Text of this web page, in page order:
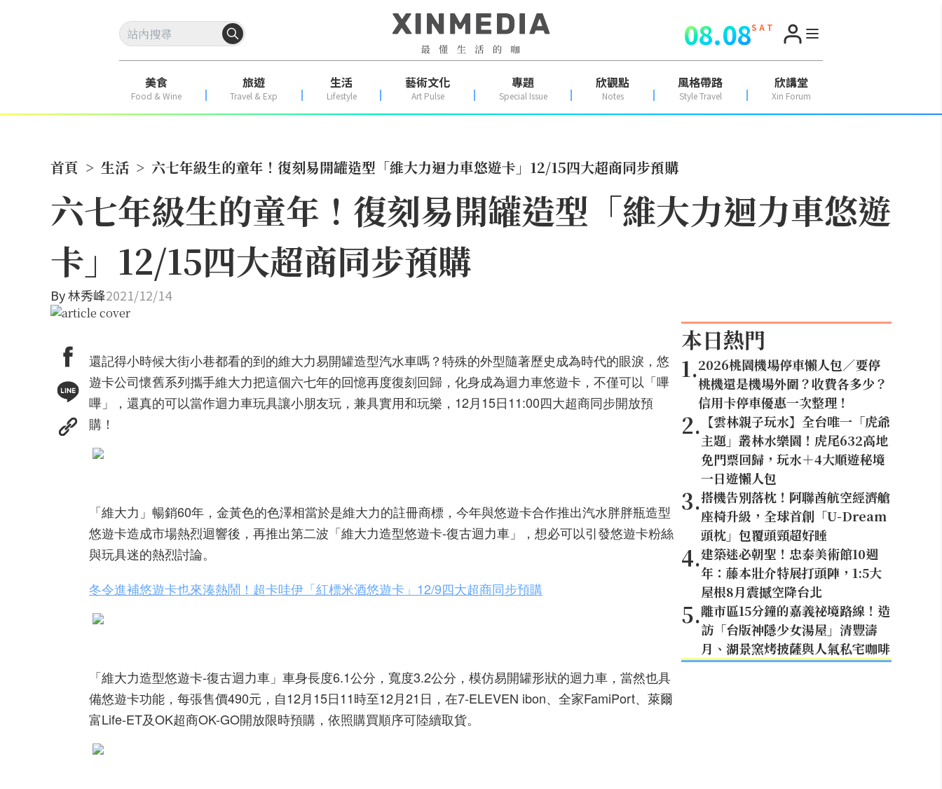
08.08S A T
美食
Food & Wine
旅遊
Travel & Exp
生活
Lifestyle
藝術文化
Art Pulse
專題
Special Issue
欣觀點
Notes
風格帶路
Style Travel
欣講堂
Xin Forum
首頁 > 生活 > 六七年級生的童年！復刻易開罐造型「維大力迴力車悠遊卡」12/15四大超商同步預購
六七年級生的童年！復刻易開罐造型「維大力迴力車悠遊
卡」12/15四大超商同步預購
By林秀峰2021/12/14
還記得小時候大街小巷都看的到的維大力易開罐造型汽水車嗎？特殊的外型隨著歷史成為時代的眼淚，悠
遊卡公司懷舊系列攜手維大力把這個六七年的回憶再度復刻回歸，化身成為迴力車悠遊卡，不僅可以「嗶
嗶」，還真的可以當作迴力車玩具讓小朋友玩，兼具實用和玩樂，12月15日11:00四大超商同步開放預
購！
「維大力」暢銷60年，金黃色的色澤相當於是維大力的註冊商標，今年與悠遊卡合作推出汽水胖胖瓶造型
悠遊卡造成市場熱烈迴響後，再推出第二波「維大力造型悠遊卡-復古迴力車」，想必可以引發悠遊卡粉絲
與玩具迷的熱烈討論。
冬令進補悠遊卡也來湊熱鬧！超卡哇伊「紅標米酒悠遊卡」12/9四大超商同步預購
「維大力造型悠遊卡-復古迴力車」車身長度6.1公分，寬度3.2公分，模仿易開罐形狀的迴力車，當然也具
備悠遊卡功能，每張售價490元，自12月15日11時至12月21日，在7-ELEVEN ibon、全家FamiPort、萊爾
富Life-ET及OK超商OK-GO開放限時預購，依照購買順序可陸續取貨。
本日熱門
1.2026桃園機場停車懶人包／要停
桃機還是機場外圍？收費各多少？
信用卡停車優惠一次整理！
2. 【雲林親子玩水】全台唯一「虎爺
主題」叢林水樂園！虎尾632高地
免門票回歸，玩水＋4大順遊秘境
一日遊懶人包
3.搭機告別落枕！阿聯酋航空經濟艙
座椅升級，全球首創「U-Dream
頭枕」包覆頭頸超好睡
4.建築迷必朝聖！忠泰美術館10週
年：藤本壯介特展打頭陣，1:5大
屋根8月震撼空降台北
5.離市區15分鐘的嘉義祕境路線！造
訪「台版神隱少女湯屋」清豐濤
月、湖景窯烤披薩與人氣私宅咖啡